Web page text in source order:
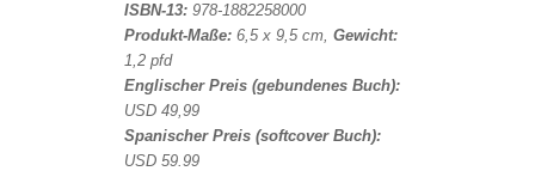
ISBN-13: 978-1882258000
Produkt-Maße: 6,5 x 9,5 cm, Gewicht:
1,2 pfd
Englischer Preis (gebundenes Buch):
USD 49,99
Spanischer Preis (softcover Buch):
USD 59.99